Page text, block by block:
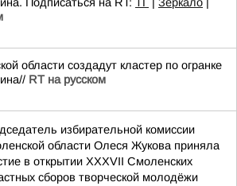
области создадут кластер по огранке
RT на русском
избирательной комиссии
области Олеся Жукова приняла
в открытии XXXVII Смоленских
сборов творческой молодёжи